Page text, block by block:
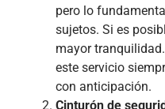
pero lo
sujetos. Si es
mayor
este servicio
con anticipación.
Cinturón de